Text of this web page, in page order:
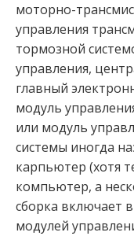
моторно-
управления
тормозной
управления,
главный
модуль
или модуль
системы иногда
карпьютер (хотя
компьютер, а
сборка включает
модулей